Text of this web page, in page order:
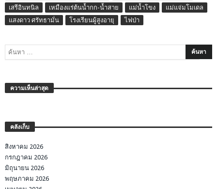
เสรีอินทนิล
เหมืองแร่ต้นน้ำกก-น้ำสาย แม่น้ำโขง
แม่แจ่มโมเดล
แสงดาว ศรัทธามั่น
โรงเรียนผู้สูงอายุ ไฟป่า
ความเห็นล่าสุด
คลังเก็บ
สิงหาคม 2026
กรกฎาคม 2026
มิถุนายน 2026
พฤษภาคม 2026